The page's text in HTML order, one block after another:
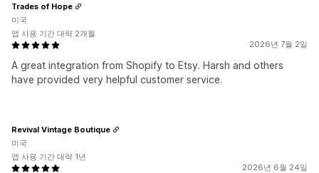
2026년 7월 2일
A great integration from Shopify to Etsy. Harsh and others
have provided very helpful customer service.
Trades of Hope
미국
앱 사용 기간 대략 2개월
2026년 6월 24일
Revival Vintage Boutique
미국
앱 사용 기간 대략 1년